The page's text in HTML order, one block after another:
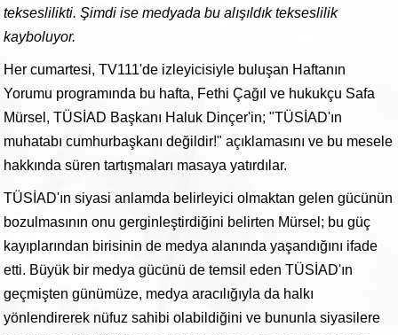
tekseslilikti. Şimdi ise medyada bu alışıldık tekseslilik
kayboluyor.
Her cumartesi, TV111'de izleyicisiyle buluşan Haftanın
Yorumu programında bu hafta, Fethi Çağıl ve hukukçu Safa
Mürsel, TÜSİAD Başkanı Haluk Dinçer'in; "TÜSİAD'ın
muhatabı cumhurbaşkanı değildir!" açıklamasını ve bu mesele
hakkında süren tartışmaları masaya yatırdılar.
TÜSİAD'ın siyasi anlamda belirleyici olmaktan gelen gücünün
bozulmasının onu gerginleştirdiğini belirten Mürsel; bu güç
kayıplarından birisinin de medya alanında yaşandığını ifade
etti. Büyük bir medya gücünü de temsil eden TÜSİAD'ın
geçmişten günümüze, medya aracılığıyla da halkı
yönlendirerek nüfuz sahibi olabildiğini ve bununla siyasilere